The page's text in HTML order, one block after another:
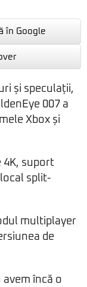
în Google
și speculații,
007 a
Xbox și
4K, suport
split-
multiplayer
de
încă o